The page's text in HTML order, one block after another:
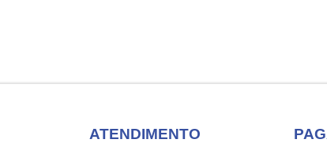
ATENDIMENTO